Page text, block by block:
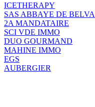
ICETHERAPY
SAS ABBAYE DE
2A MANDATAIRE
SCI VDE IMMO
DUO GOURMAND
MAHINE IMMO
EGS
AUBERGIER